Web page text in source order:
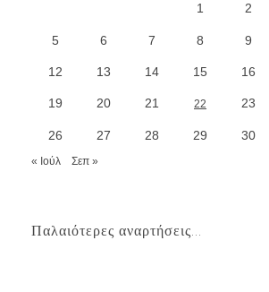
1 2
5 6 7 8 9
12 13 14 15 16
19 20 21 22 23
26 27 28 29 30
« Ιούλ Σεπ »
Παλαιότερες αναρτήσεις...